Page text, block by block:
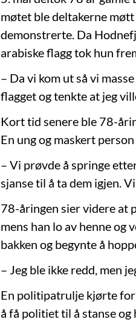
møtet ble deltakerne
demonstrerte. Da
arabiske flagg tok hun
– Da vi kom ut så vi
flagget og tenkte at jeg
Kort tid senere ble 78-
En ung og maskert
– Vi prøvde å springe
sjanse til å ta dem igjen.
78-åringen sier videre at
mens han lo av henne og
bakken og begynte å
– Jeg ble ikke redd, men
En politipatrulje kjørte
å få politiet til å stanse og